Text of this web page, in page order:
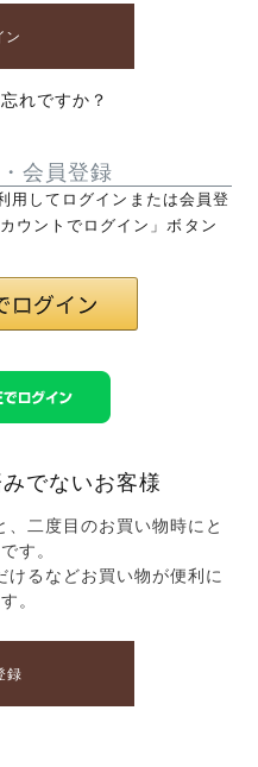
ン
れですか？
会員登録
してログインまたは会員登
ウントでログイン」ボタン
でないお客様
二度目のお買い物時にと
す。
けるなどお買い物が便利に
。
録